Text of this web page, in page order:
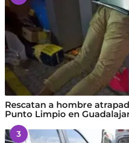
Rescatan a hombre
Punto Limpio en
3